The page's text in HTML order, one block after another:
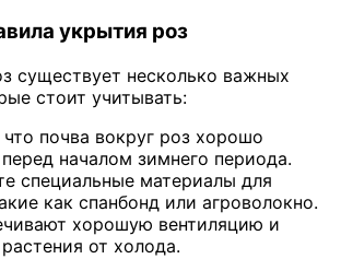
укрытия роз
существует несколько важных
стоит учитывать:
что почва вокруг роз хорошо
началом зимнего периода.
специальные материалы для
как спанбонд или агроволокно.
хорошую вентиляцию и
от холода.